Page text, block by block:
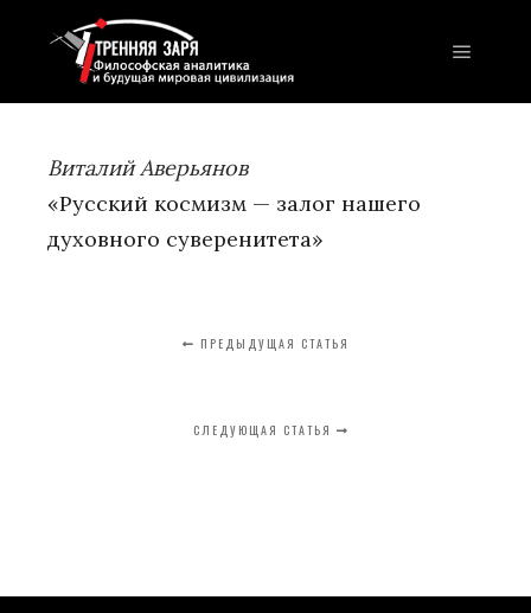
Виталий Аверьянов
«Русский космизм — залог нашего
духовного суверенитета»
ПРЕДЫДУЩАЯ СТАТЬЯ
СЛЕДУЮЩАЯ СТАТЬЯ